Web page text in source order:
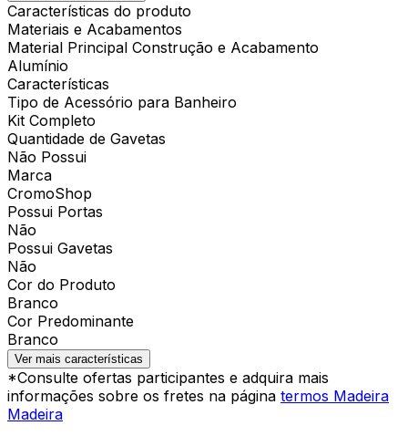
Características do produto
Materiais e Acabamentos
Material Principal Construção e Acabamento
Alumínio
Características
Tipo de Acessório para Banheiro
Kit Completo
Quantidade de Gavetas
Não Possui
Marca
CromoShop
Possui Portas
Não
Possui Gavetas
Não
Cor do Produto
Branco
Cor Predominante
Branco
Ver mais características
*Consulte ofertas participantes e adquira mais
informações sobre os fretes na página termos Madeira
Madeira